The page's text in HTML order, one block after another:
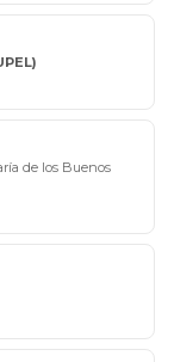
de los Buenos